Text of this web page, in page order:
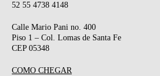
52 55 4738 4148
Calle Mario Pani no. 400
Piso 1 – Col. Lomas de Santa Fe
CEP 05348
COMO CHEGAR